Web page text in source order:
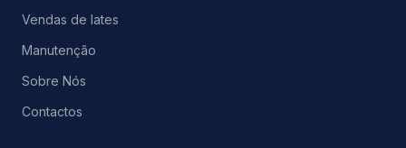
Vendas de Iates
Manutenção
Sobre Nós
Contactos